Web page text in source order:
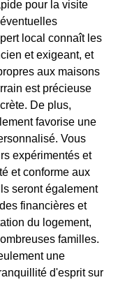
pour la visite
local connaît les
et exigeant, et
aux maisons
est précieuse
De plus,
favorise une
Vous
expérimentés et
et conforme aux
seront également
financières et
du logement,
familles.
une
d'esprit sur